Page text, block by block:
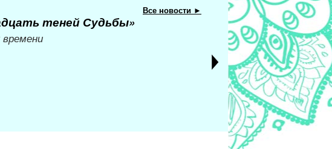
Все новости ►
теней Судьбы»